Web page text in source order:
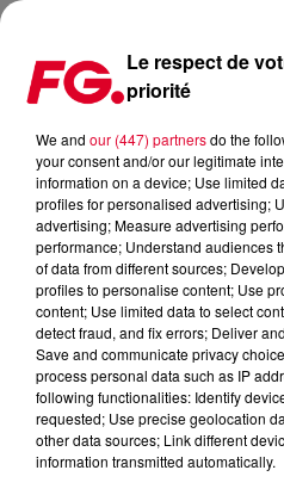
LA MUSIC STORY DU JOUR : DAVID GUETTA
Publié : 16 juillet 2025 à 11h54
Le respect de
priorité
We and our (447) partnersdo the
your consent and/or our legitimate
information on a device; Use limited
profiles for personalised advertising;
advertising; Measure advertising
performance; Understand audiences
of data from different sources;
profiles to personalise content; Use
content; Use limited data to select
detect fraud, and fix errors; Deliver
Save and communicate privacy
process personal data such as IP
following functionalities: Identify
requested; Use precise geolocation
other data sources; Link different
information transmitted automatically.